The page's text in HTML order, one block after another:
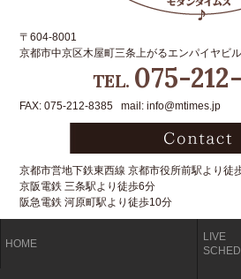
〒604-8001
京都市中京区木屋町三条上がるエンパイヤビ
TEL. 075-
FAX: 075-212-8385 mail: info@mtimes.jp
京都市営地下鉄東西線 京都市役所前駅より徒
京阪電鉄 三条駅より徒歩6分
阪急電鉄 河原町駅より徒歩10分
HOME
LIVE